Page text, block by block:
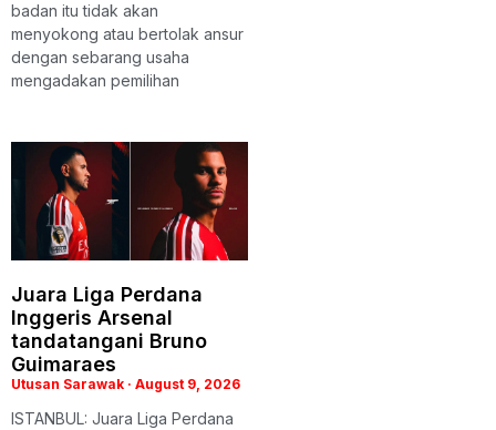
badan itu tidak akan
menyokong atau bertolak ansur
dengan sebarang usaha
mengadakan pemilihan
Juara Liga Perdana
Inggeris Arsenal
tandatangani Bruno
Guimaraes
Utusan Sarawak August 9, 2026
ISTANBUL: Juara Liga Perdana